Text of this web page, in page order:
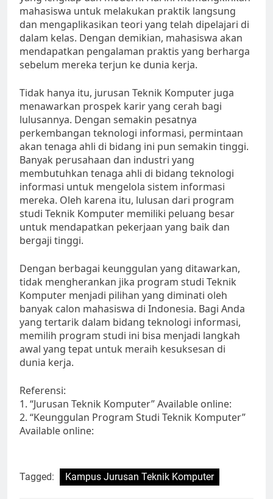
mahasiswa untuk melakukan praktik langsung
dan mengaplikasikan teori yang telah dipelajari di
dalam kelas. Dengan demikian, mahasiswa akan
mendapatkan pengalaman praktis yang berharga
sebelum mereka terjun ke dunia kerja.
Tidak hanya itu, jurusan Teknik Komputer juga
menawarkan prospek karir yang cerah bagi
lulusannya. Dengan semakin pesatnya
perkembangan teknologi informasi, permintaan
akan tenaga ahli di bidang ini pun semakin tinggi.
Banyak perusahaan dan industri yang
membutuhkan tenaga ahli di bidang teknologi
informasi untuk mengelola sistem informasi
mereka. Oleh karena itu, lulusan dari program
studi Teknik Komputer memiliki peluang besar
untuk mendapatkan pekerjaan yang baik dan
bergaji tinggi.
Dengan berbagai keunggulan yang ditawarkan,
tidak mengherankan jika program studi Teknik
Komputer menjadi pilihan yang diminati oleh
banyak calon mahasiswa di Indonesia. Bagi Anda
yang tertarik dalam bidang teknologi informasi,
memilih program studi ini bisa menjadi langkah
awal yang tepat untuk meraih kesuksesan di
dunia kerja.
Referensi:
1. “Jurusan Teknik Komputer” Available online:
2. “Keunggulan Program Studi Teknik Komputer”
Available online:
Tagged: Kampus Jurusan Teknik Komputer